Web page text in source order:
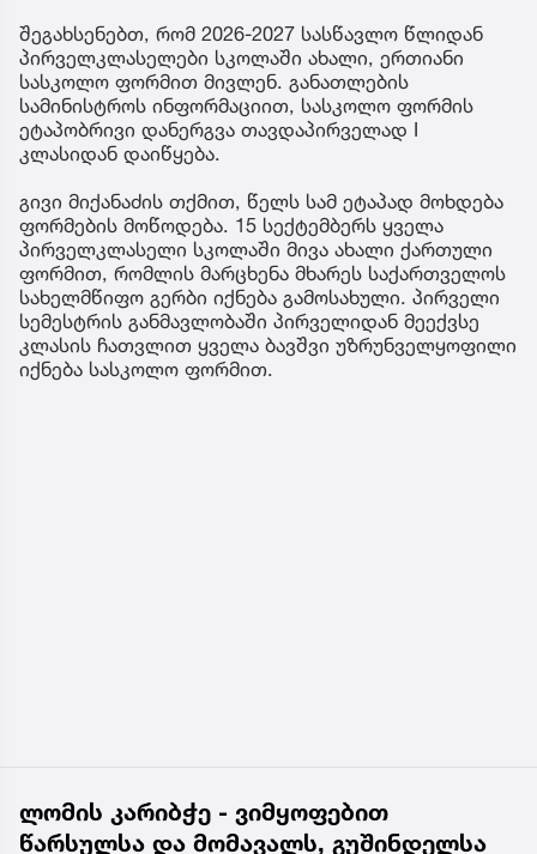
შეგახსენებთ, რომ 2026-2027 სასწავლო წლიდან
პირველკლასელები სკოლაში ახალი, ერთიანი
სასკოლო ფორმით მივლენ. განათლების
სამინისტროს ინფორმაციით, სასკოლო ფორმის
ეტაპობრივი დანერგვა თავდაპირველად I
კლასიდან დაიწყება.
გივი მიქანაძის თქმით, წელს სამ ეტაპად მოხდება
ფორმების მოწოდება. 15 სექტემბერს ყველა
პირველკლასელი სკოლაში მივა ახალი ქართული
ფორმით, რომლის მარცხენა მხარეს საქართველოს
სახელმწიფო გერბი იქნება გამოსახული. პირველი
სემესტრის განმავლობაში პირველიდან მეექვსე
კლასის ჩათვლით ყველა ბავშვი უზრუნველყოფილი
იქნება სასკოლო ფორმით.
ლომის კარიბჭე - ვიმყოფებით
წარსულსა და მომავალს, გუშინდელსა